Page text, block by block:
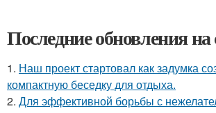
Последние обновления на
1. Наш проект стартовал как задумка
компактную беседку для отдыха.
2. Для эффективной борьбы с